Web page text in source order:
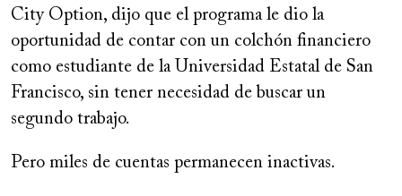
City Option, dijo que el programa le dio la
oportunidad de contar con un colchón financiero
como estudiante de la Universidad Estatal de San
Francisco, sin tener necesidad de buscar un
segundo trabajo.
Pero miles de cuentas permanecen inactivas.